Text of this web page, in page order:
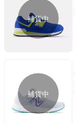
補貨中
補貨中